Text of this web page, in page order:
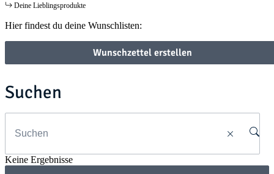
Deine Lieblingsprodukte
Hier findest du deine Wunschlisten:
Wunschzettel erstellen
Suchen
Keine Ergebnisse